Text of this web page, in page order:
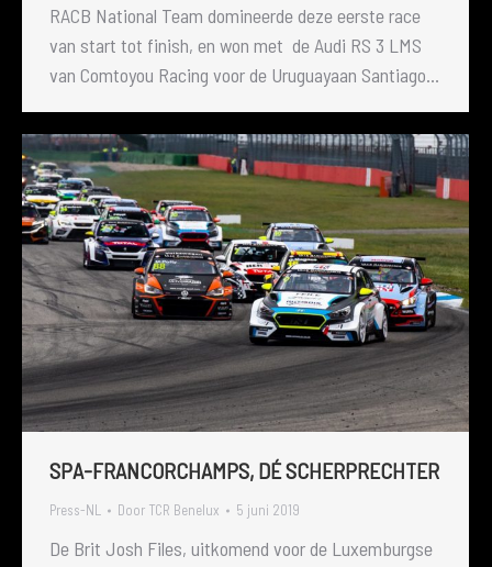
RACB National Team domineerde deze eerste race
van start tot finish, en won met de Audi RS 3 LMS
van Comtoyou Racing voor de Uruguayaan Santiago…
SPA-FRANCORCHAMPS, DÉ SCHERPRECHTER
Press-NL Door TCR Benelux 5 juni 2019
De Brit Josh Files, uitkomend voor de Luxemburgse